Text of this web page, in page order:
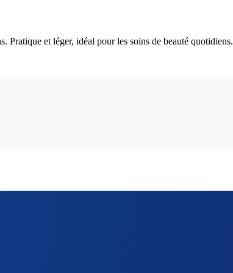
Pratique et léger, idéal pour les soins de beauté quotidiens.